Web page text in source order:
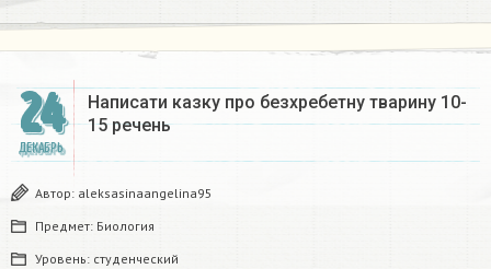
24
ДЕКАБРЬ
Написати казку про безхребетну тварину 10-
15 речень​
Автор: aleksasinaangelina95
Предмет: Биология
Уровень: студенческий